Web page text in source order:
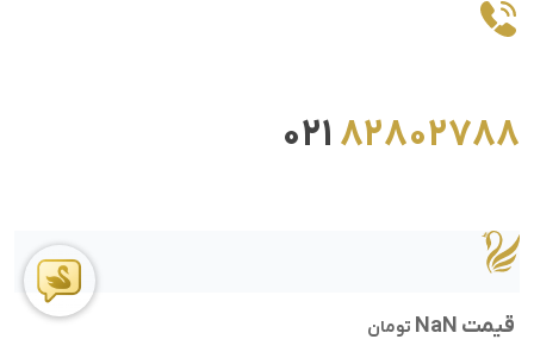
قیمت NaN تومان
82802788
021